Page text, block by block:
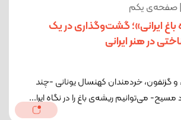
| صفحه‌ی یکم
باغ ایرانی»؛ گشت‌وگذاری در یک
در هنر ایرانی
گزنفون، خردمندان کهنسال یونانی -چند
مسیح- می‌توانیم ریشه‌ی باغ را در نگاه ایرا...